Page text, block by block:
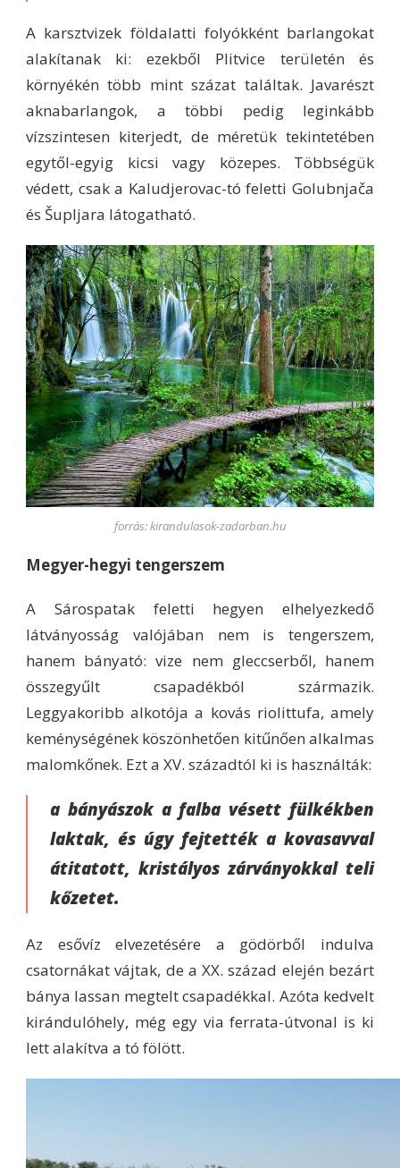
A karsztvizek földalatti folyókként barlangokat
alakítanak ki: ezekből Plitvice területén és
környékén több mint százat találtak. Javarészt
aknabarlangok, a többi pedig leginkább
vízszintesen kiterjedt, de méretük tekintetében
egytől-egyig kicsi vagy közepes. Többségük
védett, csak a Kaludjerovac-tó feletti Golubnjača
és Šupljara látogatható.
forrás: kirandulasok-zadarban.hu
Megyer-hegyi tengerszem
A Sárospatak feletti hegyen elhelyezkedő
látványosság valójában nem is tengerszem,
hanem bányató: vize nem gleccserből, hanem
összegyűlt csapadékból származik.
Leggyakoribb alkotója a kovás riolittufa, amely
keménységének köszönhetően kitűnően alkalmas
malomkőnek. Ezt a XV. századtól ki is használták:
a bányászok a falba vésett fülkékben
laktak, és úgy fejtették a kovasavval
átitatott, kristályos zárványokkal teli
kőzetet.
Az esővíz elvezetésére a gödörből indulva
csatornákat vájtak, de a XX. század elején bezárt
bánya lassan megtelt csapadékkal. Azóta kedvelt
kirándulóhely, még egy via ferrata-útvonal is ki
lett alakítva a tó fölött.